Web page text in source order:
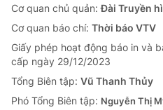
Cơ quan chủ quản:Đài Truyền
Cơ quan báo chí: Thời báo VTV
Giấy phép hoạt động báo in và
cấp ngày 29/12/2023
Tổng Biên tập: Vũ Thanh Thủy
Phó Tổng Biên tập: Nguyễn Thị